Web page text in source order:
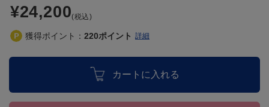
¥24,200(税込)
獲得ポイント： 220ポイント 詳細
カートに入れる